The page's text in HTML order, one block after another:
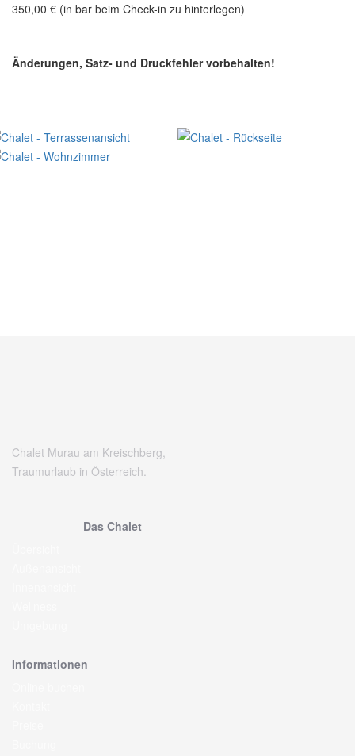
350,00 € (in bar beim Check-in zu hinterlegen)
Änderungen, Satz- und Druckfehler vorbehalten!
Chalet Murau am Kreischberg,
Traumurlaub in Österreich.
Das Chalet
Informationen